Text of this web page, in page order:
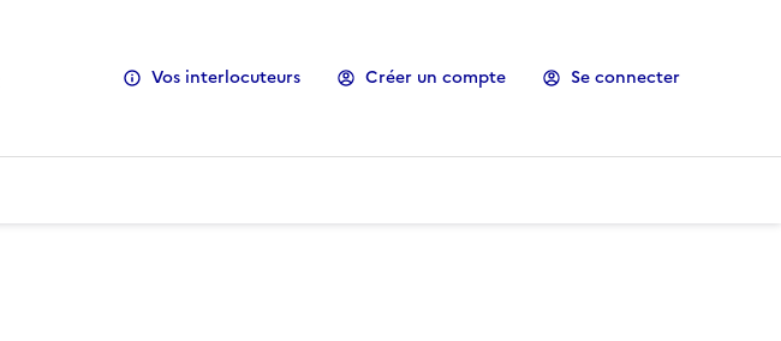
Vos interlocuteurs Créer un compte Se connecter